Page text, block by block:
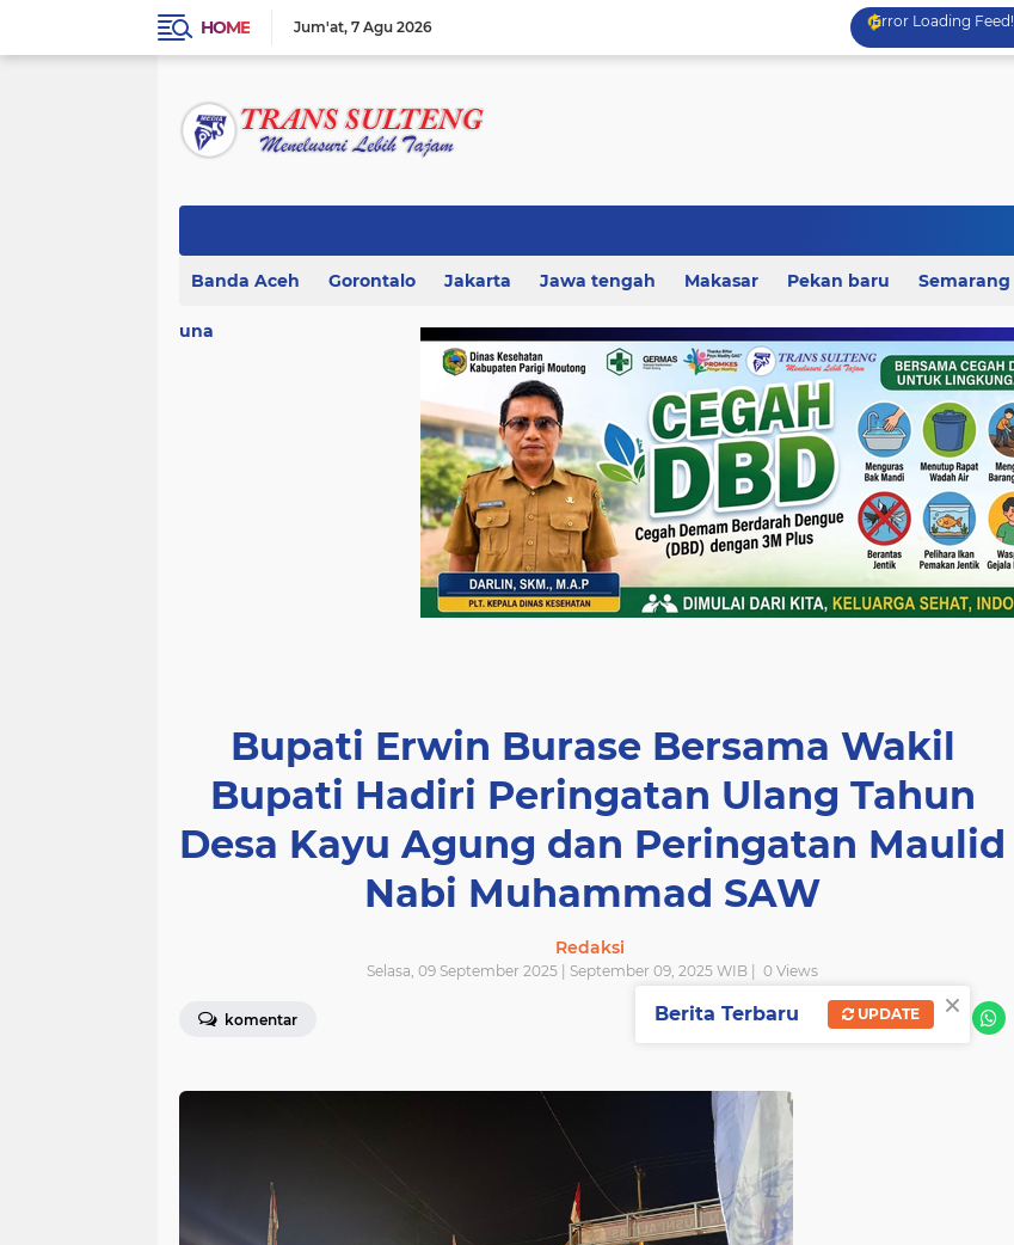
HOME Jum'at 7 Agu 2026 Error Loading Feed!
Banda Aceh Gorontalo Jakarta Jawa tengah Makasar Pekan baru Semarang
una
Bupati Erwin Burase Bersama Wakil
Bupati Hadiri Peringatan Ulang Tahun
Desa Kayu Agung dan Peringatan Maulid
Nabi Muhammad SAW
Redaksi
Selasa, 09 September 2025 | September 09, 2025 WIB | 0 Views
komentar SHARE ×
Berita Terbaru UPDATE